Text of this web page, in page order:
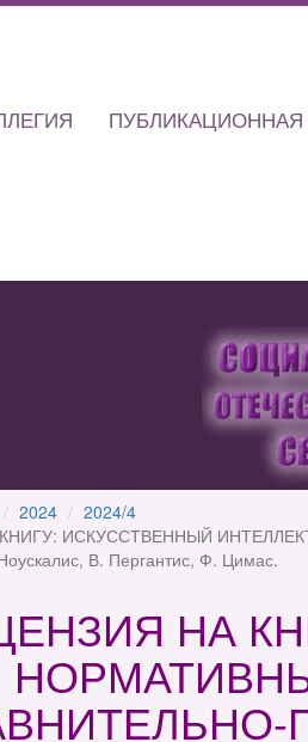
ПУБЛИКАЦИОННАЯ
2024
2024/4
ИСКУССТВЕННЫЙ
В. Пергантис, Ф. Цимас.
НА